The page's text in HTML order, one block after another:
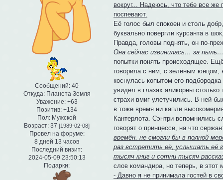
Сообщений: 40
Откуда:Планета Земля
Уважение: +63
Позитив: +134
Пол: Мужской
Возраст: 37 [1989-02-08]
Провел на форуме:
8 дней 13 часов
Последний визит:
2024-05-09 23:50:13
Подарки:
вокруг... Надеюсь, что тебе все
поспевают.
Её голос был спокоен и столь
буквально повергли курсанта в
Правда, головы поднять, он по-
Она сейчас извинилась… за
попытки понять происходящее.
говорила с ним, с зелёным юнцом,
коснулась копытом его
увидел в глазах аликорны
страхи вмиг улетучились. В ней
в тоже время ни капли
Кантерлота. Сэнтри вспомнились
говорят о принцессе, на что
времён, не смогли бы в полной
раз встретить её, услышать её
тысяч книг и сотни тысяч
слов командира, но теперь, в этот
- Давно я не принимала гостей в